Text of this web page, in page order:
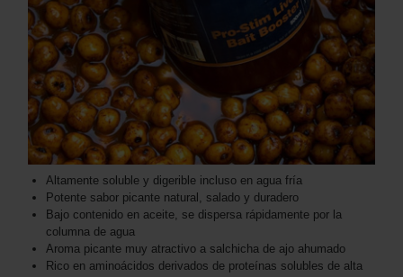
Altamente soluble y digerible incluso en agua fría
Potente sabor picante natural, salado y duradero
Bajo contenido en aceite, se dispersa rápidamente por la
columna de agua
Aroma picante muy atractivo a salchicha de ajo ahumado
Rico en aminoácidos derivados de proteínas solubles de alta